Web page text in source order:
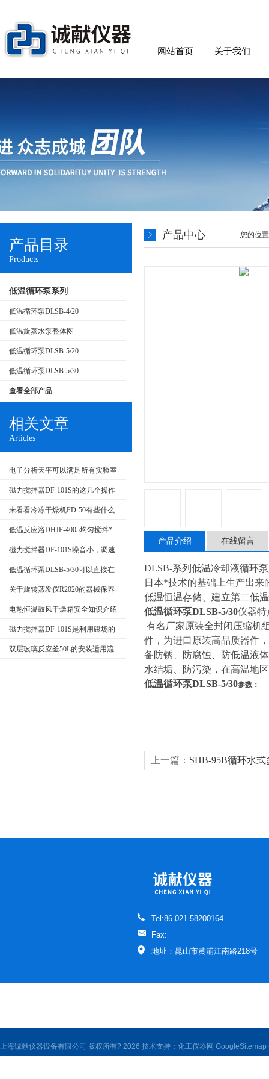
网站首页 关于我们
产品目录
Products
低温循环泵系列
低温循环泵DLSB-4/20
低温旋蒸水泵整体图
低温循环泵DLSB-5/20
低温循环泵DLSB-5/30
查看全部产品
相关文章
Articles
电子分析天平可以满足所有实验室
质量分析要求
磁力搅拌器DF-101S的这几个操作
规范一定要注意
来看看冷冻干燥机FD-50有些什么
好处低温反应浴DHJF-4005均匀搅拌*
磁力搅拌器DF-101S噪音小，调速
平稳低温循环泵DLSB-5/30可以直接在
储液槽内直接冷却反应瓶
关于旋转蒸发仪R2020的器械保养
知识介绍
电热恒温鼓风干燥箱安全知识介绍
磁力搅拌器DF-101S是利用磁场的
同性相斥、异性相吸的原理
双层玻璃反应釜50L的安装适用流
产品中心 您的位
产品介绍 在线留言
DLSB-系列低温冷却液循环
日本*技术的基础上生产出
低温恒温存储、建立第二低
低温循环泵DLSB-5/30仪器特
有名厂家原装全封闭压缩机
件，为进口原装高品质器件
备防锈、防腐蚀、防低温液
水结垢、防污染，在高温地
低温循环泵DLSB-5/30参数：
上一篇： SHB-95B循环水
Tel:86-021-58200164
Fax:
地址：昆山市黄浦江南路218号
上海诚献仪器设备有限公司 版权所有? 2026 技术支持： 化工仪器网 GoogleSitemap